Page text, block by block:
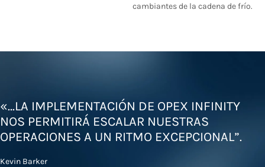
cambiantes de la cadena de frío.
«…LA IMPLEMENTACIÓN DE OPEX INFINITY
NOS PERMITIRÁ ESCALAR NUESTRAS
OPERACIONES A UN RITMO EXCEPCIONAL”.
Kevin Barker